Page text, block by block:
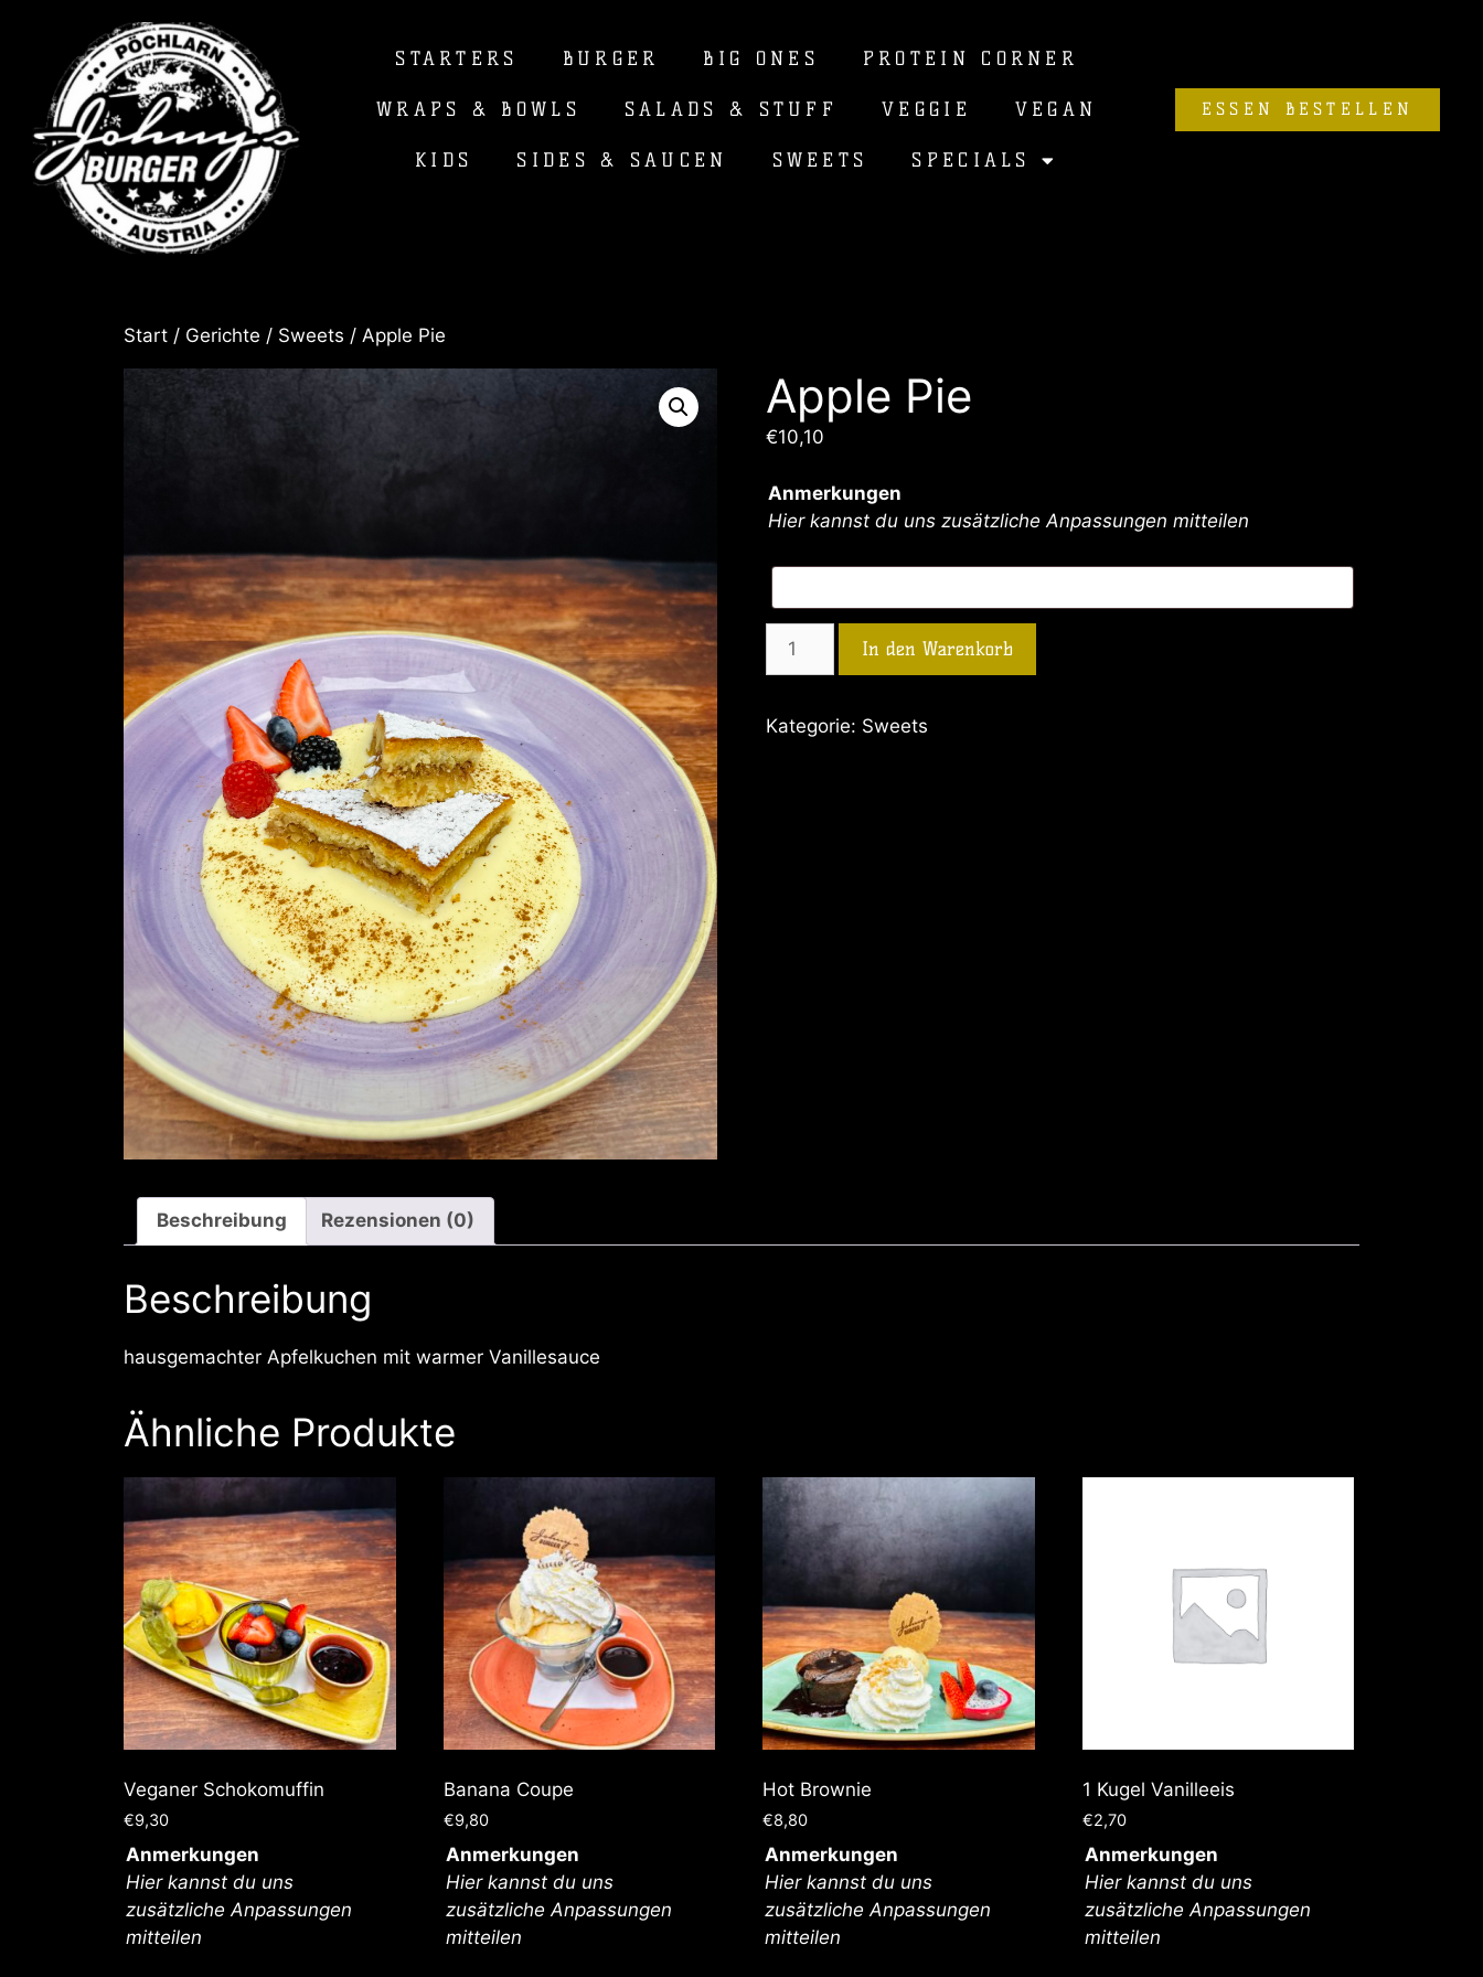
STARTERS BURGER BIG ONES PROTEIN CORNER
WRAPS & BOWLS SALADS & STUFF VEGGIE VEGAN
KIDS SIDES & SAUCEN SWEETS SPECIALS
ESSEN BESTELLEN
Start / Gerichte / Sweets / Apple Pie
Apple Pie
€10,10
Anmerkungen
Hier kannst du uns zusätzliche Anpassungen mitteilen
In den Warenkorb
Kategorie: Sweets
Beschreibung Rezensionen (0)
Beschreibung
hausgemachter Apfelkuchen mit warmer Vanillesauce
Ähnliche Produkte
Veganer Schokomuffin
€9,30
Anmerkungen
Hier kannst du uns
zusätzliche Anpassungen
mitteilen
Banana Coupe
€9,80
Anmerkungen
Hier kannst du uns
zusätzliche Anpassungen
mitteilen
Hot Brownie
€8,80
Anmerkungen
Hier kannst du uns
zusätzliche Anpassungen
mitteilen
1 Kugel Vanilleeis
€2,70
Anmerkungen
Hier kannst du uns
zusätzliche Anpassungen
mitteilen